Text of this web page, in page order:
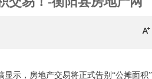
示，房地产交易将正式告别“公摊面积”